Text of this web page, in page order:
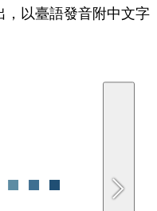
，以臺語發音附中文字